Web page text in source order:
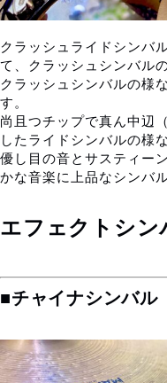
クラッシュライドシンバ
て、クラッシュシンバル
クラッシュシンバルの様
す。
尚且つチップで真ん中辺
したライドシンバルの様
優し目の音とサスティー
かな音楽に上品なシンバ
エフェクトシン
■チャイナシンバル